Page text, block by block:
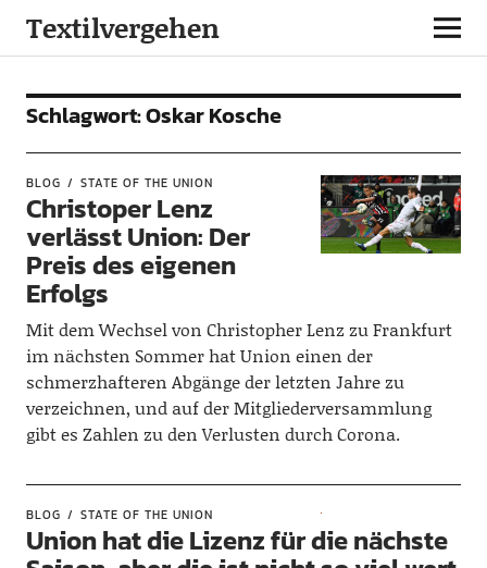
Textilvergehen
Schlagwort:Oskar Kosche
BLOG STATE OF THE UNION
Christoper Lenz
verlässt Union: Der
Preis des eigenen
Erfolgs
Mit dem Wechsel von Christopher Lenz zu Frankfurt
im nächsten Sommer hat Union einen der
schmerzhafteren Abgänge der letzten Jahre zu
verzeichnen, und auf der Mitgliederversammlung
gibt es Zahlen zu den Verlusten durch Corona.
BLOG STATE OF THE UNION
Union hat die Lizenz für die nächste